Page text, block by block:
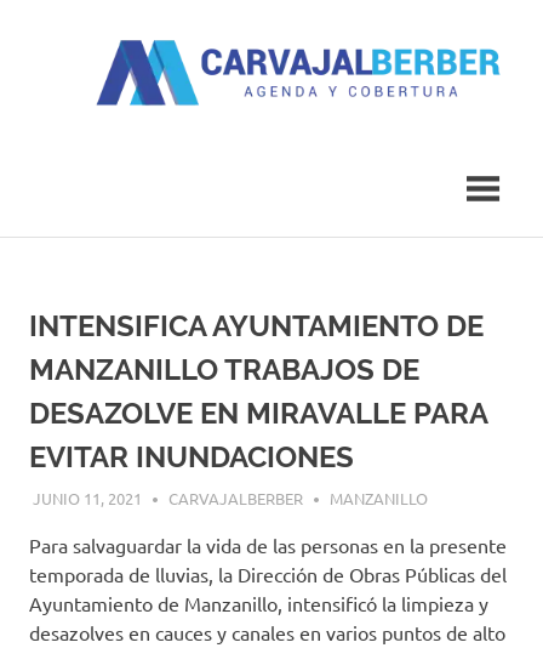
INTENSIFICA AYUNTAMIENTO DE
MANZANILLO TRABAJOS DE
DESAZOLVE EN MIRAVALLE PARA
EVITAR INUNDACIONES
JUNIO 11, 2021 CARVAJALBERBER MANZANILLO
Para salvaguardar la vida de las personas en la presente
temporada de lluvias, la Dirección de Obras Públicas del
Ayuntamiento de Manzanillo, intensificó la limpieza y
desazolves en cauces y canales en varios puntos de alto